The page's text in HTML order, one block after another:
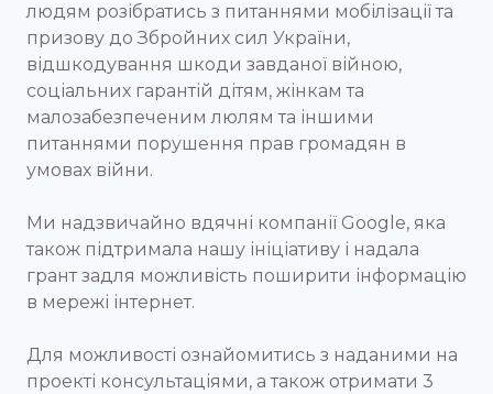
людям розібратись з питаннями мобілізації та
призову до Збройних сил України,
відшкодування шкоди завданої війною,
соціальних гарантій дітям, жінкам та
малозабезпеченим люлям та іншими
питаннями порушення прав громадян в
умовах війни.
Ми надзвичайно вдячні компанії Google, яка
також підтримала нашу ініціативу і надала
грант задля можливість поширити інформацію
в мережі інтернет.
Для можливості ознайомитись з наданими на
проекті консультаціями, а також отримати 3